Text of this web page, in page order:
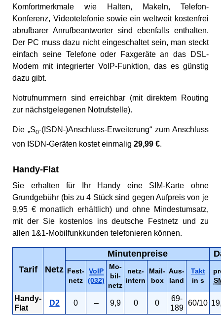
Komfortmerkmale wie Halten, Makeln, Telefon-
Konferenz, Videotelefonie sowie ein weltweit kostenfrei
abrufbarer Anrufbeantworter sind ebenfalls enthalten.
Der PC muss dazu nicht eingeschaltet sein, man steckt
einfach seine Telefone oder Faxgeräte an das DSL-
Modem mit integrierter VoIP-Funktion, das es günstig
dazu gibt.
Notrufnummern sind erreichbar (mit direktem Routing
zur nächstgelegenen Notrufstelle).
Die „S0-(ISDN-)Anschluss-Erweiterung“ zum Anschluss
von ISDN-Geräten kostet einmalig29,99 €.
Handy-Flat
Sie erhalten für Ihr Handy eine SIM-Karte ohne
Grundgebühr (bis zu 4 Stück sind gegen Aufpreis von je
9,95 € monatlich erhältlich) und ohne Mindestumsatz,
mit der Sie kostenlos ins deutsche Festnetz und zu
allen 1&1-Mobilfunkkunden telefonieren können.
Tarif Netz
Minutenpreise
Fest-
netz
VoIP
(032)
Mo-
bil-
netz
netz-
intern
Mail-
box
Aus-
land
Takt
in s
Handy-
Flat
D2 0 – 9,9 0 0
69-
189
60/10